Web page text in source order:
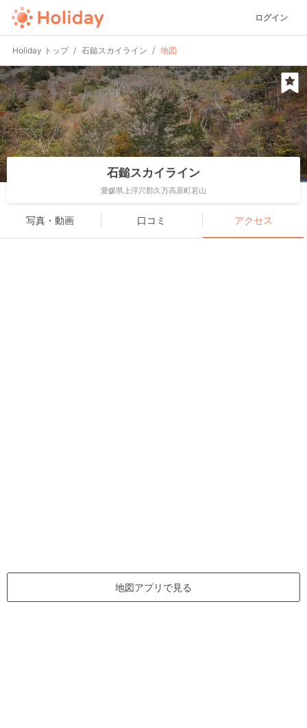
ログイン
Holiday トップ 石鎚スカイライン 地図
石鎚スカイライン
愛媛県上浮穴郡久万高原町若山
写真・動画 口コミ アクセス
地図アプリで見る